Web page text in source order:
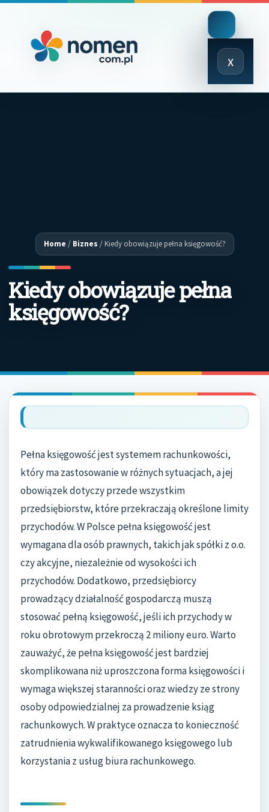
x
Close
Menu
Home / Biznes /Kiedy obowiązuje pełna księgowość?
Kiedy obowiązuje pełna
księgowość?
Pełna księgowość jest systemem rachunkowości,
który ma zastosowanie w różnych sytuacjach, a jej
obowiązek dotyczy przede wszystkim
przedsiębiorstw, które przekraczają określone limity
przychodów. W Polsce pełna księgowość jest
wymagana dla osób prawnych, takich jak spółki z o.o.
czy akcyjne, niezależnie od wysokości ich
przychodów. Dodatkowo, przedsiębiorcy
prowadzący działalność gospodarczą muszą
stosować pełną księgowość, jeśli ich przychody w
roku obrotowym przekroczą 2 miliony euro. Warto
zauważyć, że pełna księgowość jest bardziej
skomplikowana niż uproszczona forma księgowości i
wymaga większej staranności oraz wiedzy ze strony
osoby odpowiedzialnej za prowadzenie ksiąg
rachunkowych. W praktyce oznacza to konieczność
zatrudnienia wykwalifikowanego księgowego lub
korzystania z usług biura rachunkowego.